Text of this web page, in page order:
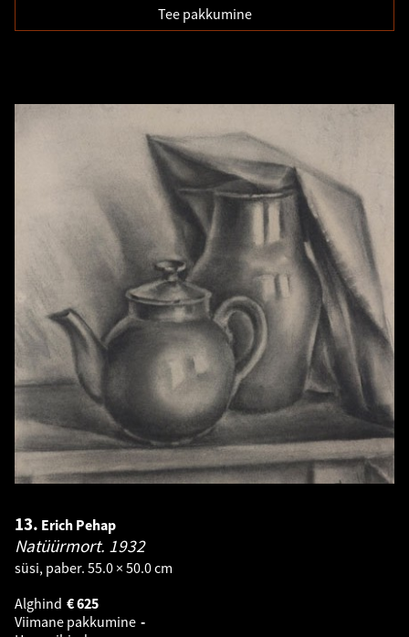
Tee pakkumine
13. Erich Pehap
Natüürmort. 1932
süsi, paber. 55.0 × 50.0 cm
Alghind
625
€
Viimane pakkumine -